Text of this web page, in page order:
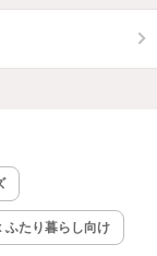
ふたり暮らし向け